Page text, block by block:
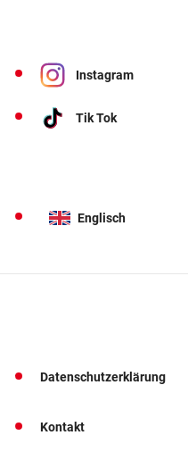
Instagram
Tik Tok
Englisch
Datenschutzerklärung
Kontakt